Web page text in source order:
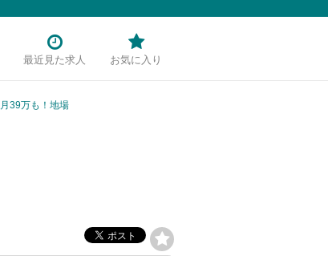
最近見た求人 お気に入り
39万も！地場